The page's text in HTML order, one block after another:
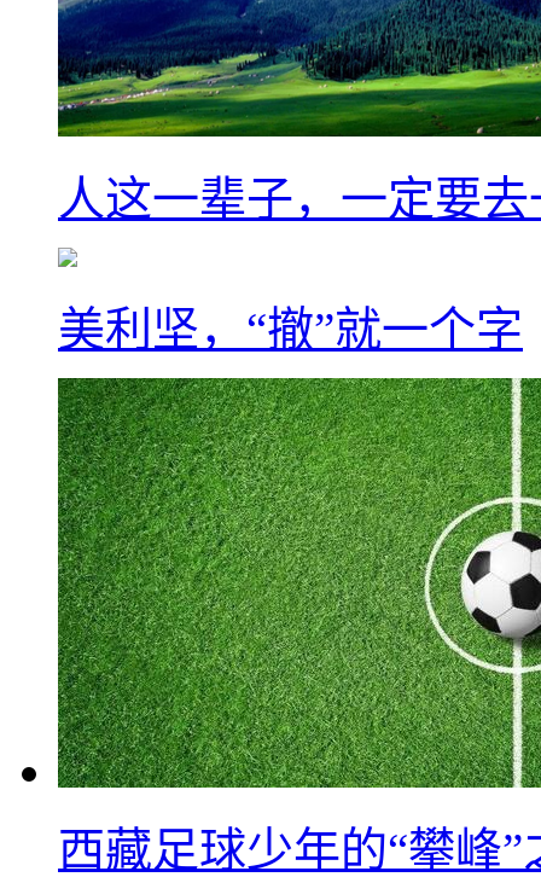
人这一辈子，一定要
美利坚，“撤”就一个字
西藏足球少年的“攀峰